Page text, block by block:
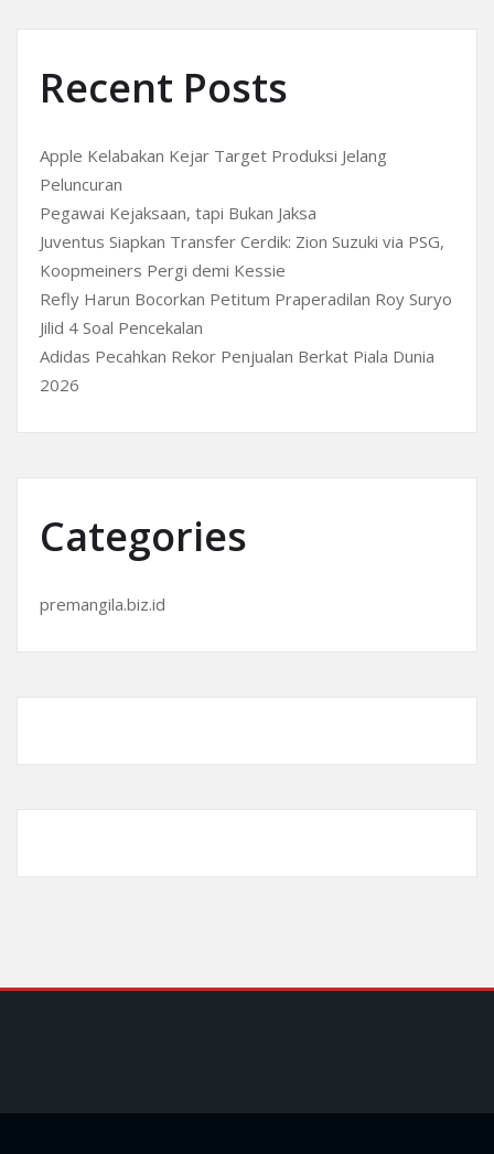
Recent Posts
Apple Kelabakan Kejar Target Produksi Jelang
Peluncuran
Pegawai Kejaksaan, tapi Bukan Jaksa
Juventus Siapkan Transfer Cerdik: Zion Suzuki via PSG,
Koopmeiners Pergi demi Kessie
Refly Harun Bocorkan Petitum Praperadilan Roy Suryo
Jilid 4 Soal Pencekalan
Adidas Pecahkan Rekor Penjualan Berkat Piala Dunia
2026
Categories
premangila.biz.id